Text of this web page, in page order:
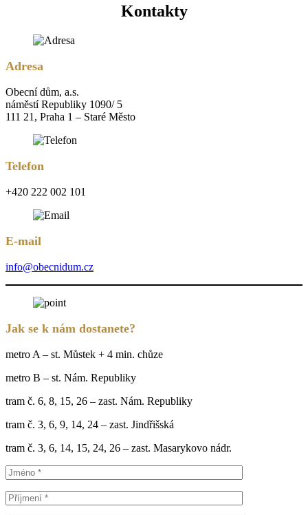
Kontakty
Adresa
Obecní dům, a.s.
náměstí Republiky 1090/ 5
111 21, Praha 1 – Staré Město
Telefon
+420 222 002 101
E-mail
info@obecnidum.cz
Jak se k nám dostanete?
metro A – st. Můstek + 4 min. chůze
metro B – st. Nám. Republiky
tram č. 6, 8, 15, 26 – zast. Nám. Republiky
tram č. 3, 6, 9, 14, 24 – zast. Jindřišská
tram č. 3, 6, 14, 15, 24, 26 – zast. Masarykovo nádr.